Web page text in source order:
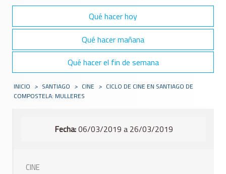
Qué hacer hoy
Qué hacer mañana
Qué hacer el fin de semana
INICIO > SANTIAGO > CINE > CICLO DE CINE EN SANTIAGO DE
COMPOSTELA: MULLERES
Fecha:06/03/2019 a 26/03/2019
CINE